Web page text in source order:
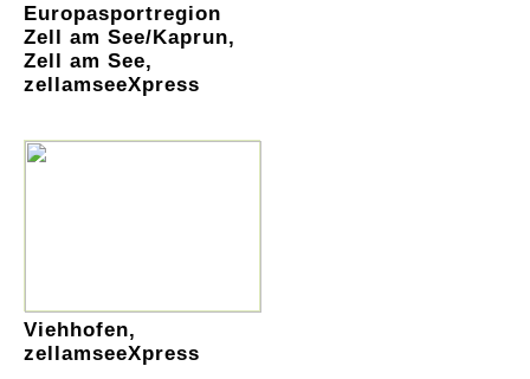
Europasportregion
Zell am See/Kaprun,
Zell am See,
zellamseeXpress
Viehhofen,
zellamseeXpress